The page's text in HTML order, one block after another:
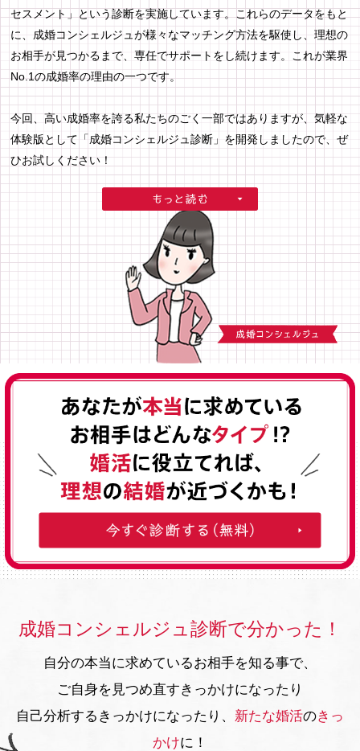
セスメント」という診断を実施しています。これらのデータをもと
に、成婚コンシェルジュが様々なマッチング方法を駆使し、理想の
お相手が見つかるまで、専任でサポートをし続けます。これが業界
No.1の成婚率の理由の一つです。
今回、高い成婚率を誇る私たちのごく一部ではありますが、気軽な
体験版として「成婚コンシェルジュ診断」を開発しましたので、ぜ
ひお試しください！
成婚コンシェルジュ診断で分かった！
自分の本当に求めているお相手を知る事で、
ご自身を見つめ直すきっかけになったり
自己分析するきっかけになったり、 新たな婚活のきっ
かけに！